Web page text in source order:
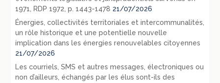
1971, RDP 1972, p. 1443-1478 21/07/2026
Énergies, collectivités territoriales et intercommunalités,
un rôle historique et une potentielle nouvelle
implication dans les énergies renouvelables citoyennes
21/07/2026
Les courriels, SMS et autres messages, électroniques ou
non d’ailleurs, échangés par les élus sont-ils des